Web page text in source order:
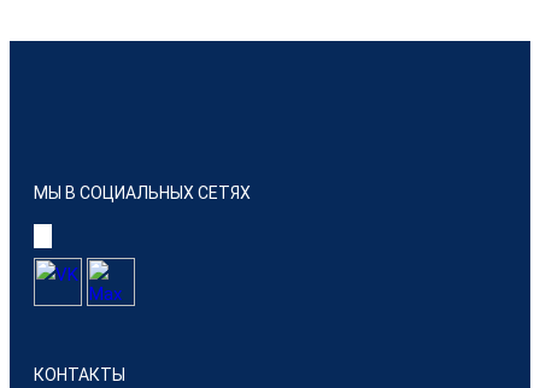
МЫ В СОЦИАЛЬНЫХ СЕТЯХ
КОНТАКТЫ